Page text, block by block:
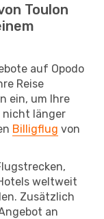
Toulon
auf Opodo
Reise
ein, um Ihre
nicht länger
Billigflug von
weltweit
Zusätzlich
an